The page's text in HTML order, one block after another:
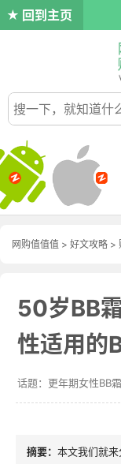
回到主页
网购值值值 > 好文攻略 >
50岁BB
性适用的
更年期女性BB
本文我们就